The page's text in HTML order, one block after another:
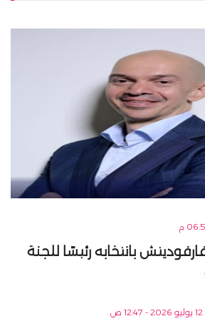
بانتخابه رئيسًا للجنة